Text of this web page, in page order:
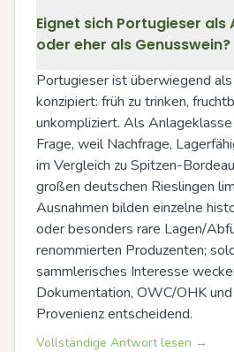
Eignet sich Portugieser als
oder eher als Genusswein?
Portugieser ist überwiegend
konzipiert: früh zu trinken,
unkompliziert. Als
Frage, weil Nachfrage,
im Vergleich zu Spitzen-
großen deutschen Rieslingen
Ausnahmen bilden einzelne
oder besonders rare Lagen/
renommierten Produzenten;
sammlerisches Interesse
Dokumentation, OWC/OHK
Provenienz entscheidend.
Vollständige Antwort lesen →